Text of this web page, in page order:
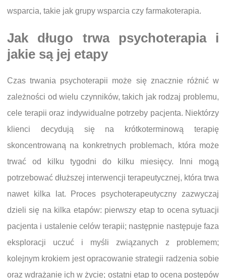
wsparcia, takie jak grupy wsparcia czy farmakoterapia.
Jak długo trwa psychoterapia i
jakie są jej etapy
Czas trwania psychoterapii może się znacznie różnić w
zależności od wielu czynników, takich jak rodzaj problemu,
cele terapii oraz indywidualne potrzeby pacjenta. Niektórzy
klienci decydują się na krótkoterminową terapię
skoncentrowaną na konkretnych problemach, która może
trwać od kilku tygodni do kilku miesięcy. Inni mogą
potrzebować dłuższej interwencji terapeutycznej, która trwa
nawet kilka lat. Proces psychoterapeutyczny zazwyczaj
dzieli się na kilka etapów: pierwszy etap to ocena sytuacji
pacjenta i ustalenie celów terapii; następnie następuje faza
eksploracji uczuć i myśli związanych z problemem;
kolejnym krokiem jest opracowanie strategii radzenia sobie
oraz wdrażanie ich w życie; ostatni etap to ocena postępów